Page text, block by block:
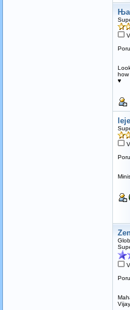
how
♥